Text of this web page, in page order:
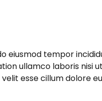
eiusmod tempor
ullamco laboris nisi
esse cillum dolore